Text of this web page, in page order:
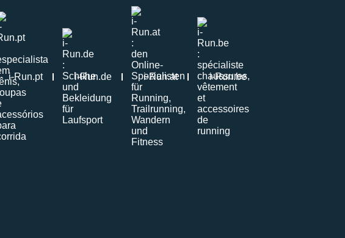
i-Run.pt i-Run.de i-Run.at i-Run.be